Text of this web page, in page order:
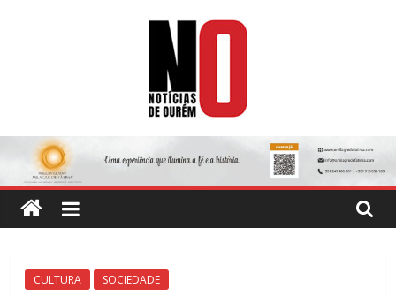
Notícias
de
Ourém
JornalCULTURA SOCIEDADE